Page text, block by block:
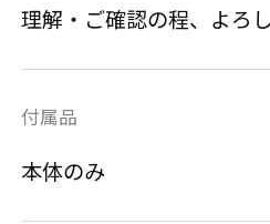
理解・ご確認の程、よろ
付属品
本体のみ